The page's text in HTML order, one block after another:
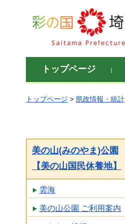
彩の国 埼玉県
トップページ
トップページ > 県政情報・統計
美の山(みのやま)公園
【美の山国民休養地】
雲海
美の山公園 ご利用案内